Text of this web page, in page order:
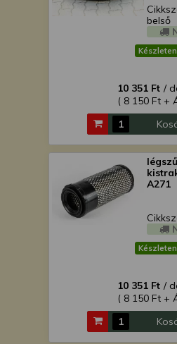
belső
Készleten
10 351 Ft /
( 8 150 Ft +
A271
Készleten
10 351 Ft /
( 8 150 Ft +